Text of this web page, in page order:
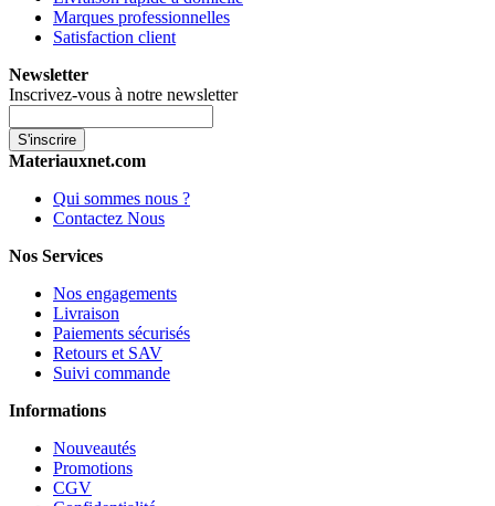
Marques professionnelles
Satisfaction client
Newsletter
Inscrivez-vous à notre newsletter
S'inscrire
Materiauxnet.com
Qui sommes nous ?
Contactez Nous
Nos Services
Nos engagements
Livraison
Paiements sécurisés
Retours et SAV
Suivi commande
Informations
Nouveautés
Promotions
CGV